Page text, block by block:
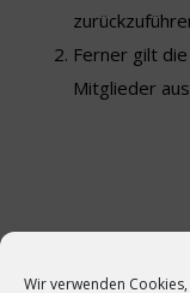
Wir verwenden
Ferner gilt
Mitglieder